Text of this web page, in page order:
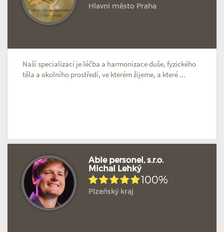
Hlavní město Praha
Naší specializací je léčba a harmonizace duše, fyzického
těla a okolního prostředí, ve kterém žijeme, a které ...
Able personel, s.r.o.
Michal Lehký
100%
Plzeňský kraj
Hodnoceno: 2× Profil terapeuta